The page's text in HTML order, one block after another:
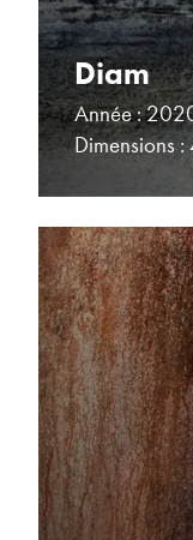
Diam
Année :
Dimensions